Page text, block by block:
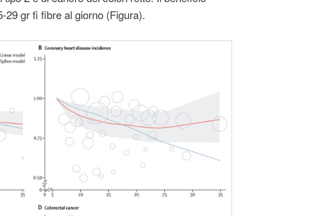
gr fi fibre al giorno (Figura).